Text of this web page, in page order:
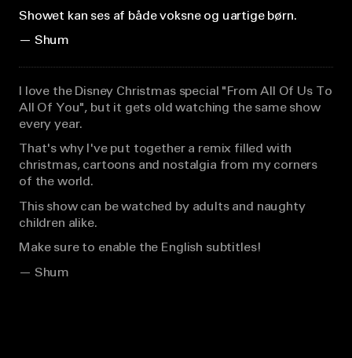
Showet kan ses af både voksne og uartige børn.
— Shum
I love the Disney Christmas special "From All Of Us To
All Of You", but it gets old watching the same show
every year.
That's why I've put together a remix filled with
christmas, cartoons and nostalgia from my corners
of the world.
This show can be watched by adults and naughty
children alike.
Make sure to enable the English subtitles!
— Shum